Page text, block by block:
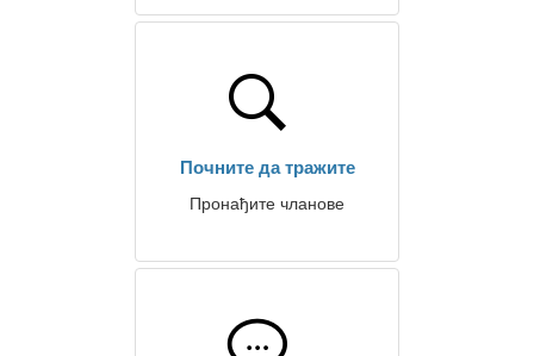
Почните да тражите
Пронађите чланове